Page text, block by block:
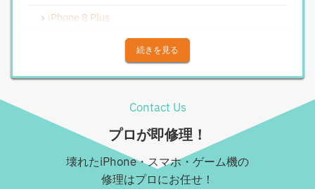
Android水没洗浄作業
Androidその他部品修理
Androidロゴループ、システム復旧
Android基板破損修理（軽度）
iPhone 8 Plus
iPhone XR
iPhone 11 Pro
続きを見る
Contact Us
プロが即修理！
壊れたiPhone・スマホ・ゲーム機の
修理はプロにお任せ！